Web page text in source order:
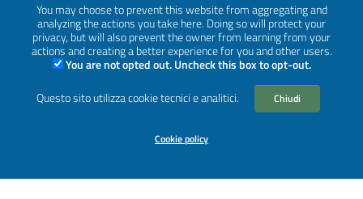
You may choose to prevent this website from aggregating and
analyzing the actions you take here. Doing so will protect your
privacy, but will also prevent the owner from learning from your
actions and creating a better experience for you and other users.
You are not opted out. Uncheck this box to opt-out.
Questo sito utilizza cookie tecnici e analitici.
Chiudi
Cookie policy
restituzione.dati@invalsi.it
SEGUICI SU
Sezione Link Utili
| Basato sul Prototipo per siti PA di AgID